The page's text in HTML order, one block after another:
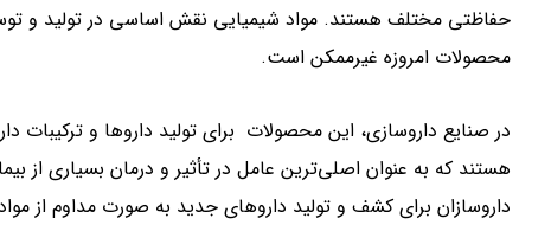
حفاظتی مختلف هستند. مواد شیمیایی نقش اساسی در تولید و
محصولات امروزه غیرممکن است.
در صنایع داروسازی، این محصولات برای تولید داروها و ترکیبات
هستند که به عنوان اصلی‌ترین عامل در تأثیر و درمان بسیاری از
داروسازان برای کشف و تولید داروهای جدید به صورت مداوم از